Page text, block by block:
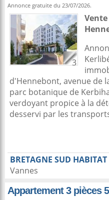
Annonce gratuite du 23/07/2026.
3
d'Hennebont, avenue de
parc botanique de
verdoyant propice à la
desservi par les
BRETAGNE SUD HABITAT
Vannes
Appartement 3 pièces